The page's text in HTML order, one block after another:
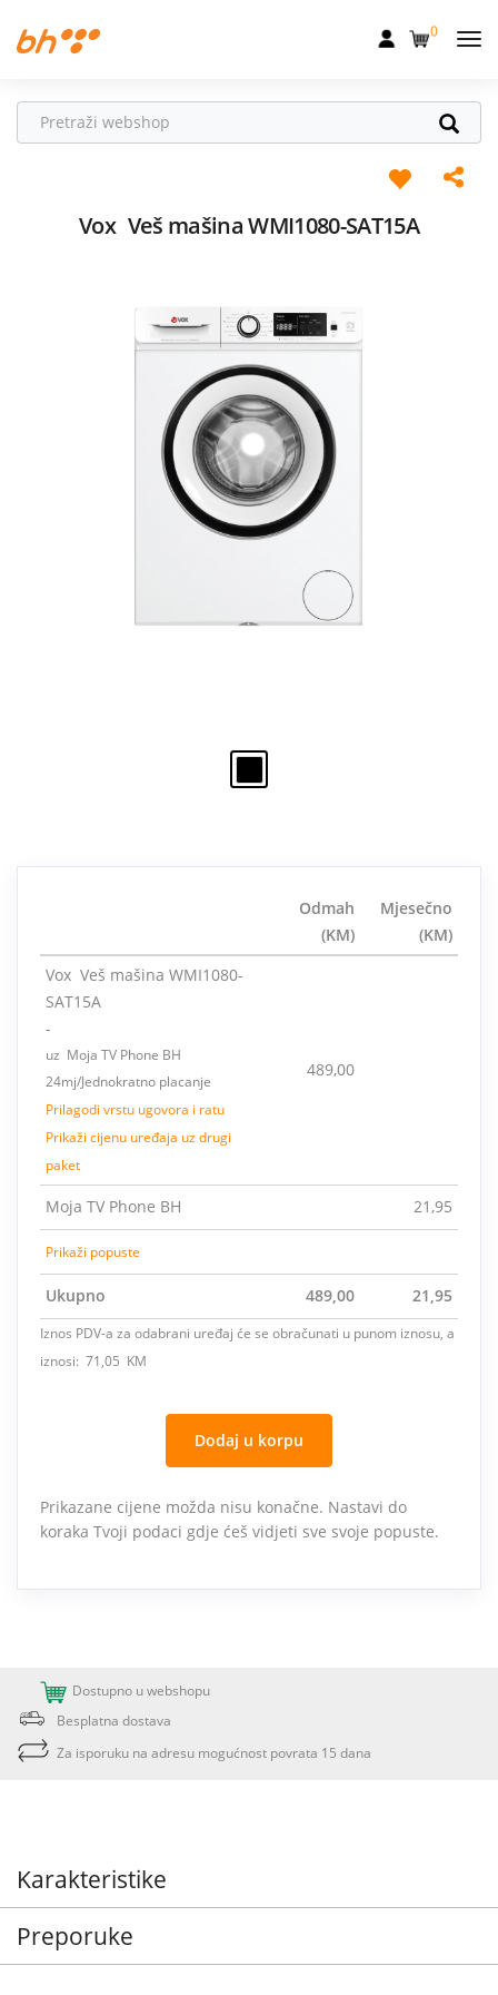
Fiksna
Televizija
0
Vox Veš mašina WMI1080-SAT15A
Odmah
(KM)
Mjesečno
(KM)
Vox Veš mašina WMI1080-
SAT15A
-
uz Moja TV Phone BH
24mj/Jednokratno placanje
Prilagodi vrstu ugovora i ratu
Prikaži cijenu uređaja uz drugi
paket
489,00
Moja TV Phone BH 21,95
Prikaži popuste
Ukupno 489,00 21,95
Iznos PDV-a za odabrani uređaj će se obračunati u punom iznosu, a
iznosi: 71,05 KM
Dodaj u korpu
Prikazane cijene možda nisu konačne. Nastavi do
koraka Tvoji podaci gdje ćeš vidjeti sve svoje popuste.
Dostupno u webshopu
Besplatna dostava
Za isporuku na adresu mogućnost povrata 15 dana
Karakteristike
Preporuke